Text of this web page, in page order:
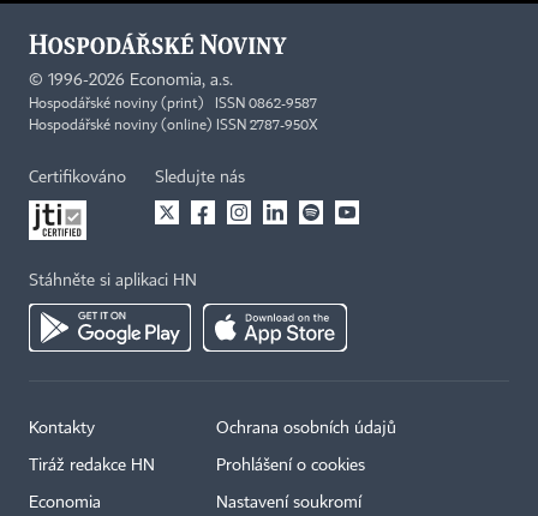
© 1996-2026 Economia, a.s.
Hospodářské noviny (print) ISSN 0862-9587
Hospodářské noviny (online) ISSN 2787-950X
Certifikováno Sledujte nás
Stáhněte si aplikaci HN
Kontakty
Tiráž redakce HN
Economia
Ochrana osobních údajů
Prohlášení o cookies
Nastavení soukromí